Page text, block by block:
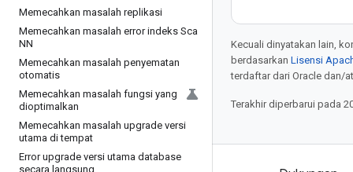
Memecahkan masalah replikasi
Memecahkan masalah error indeks Sca
NN
Memecahkan masalah penyematan
otomatis
Memecahkan masalah fungsi yang
dioptimalkan
Memecahkan masalah upgrade versi
utama di tempat
Error upgrade versi utama database
secara langsung
Kecuali dinyatakan lain,
berdasarkan Lisensi
terdaftar dari Oracle dan/
Terakhir diperbarui pada